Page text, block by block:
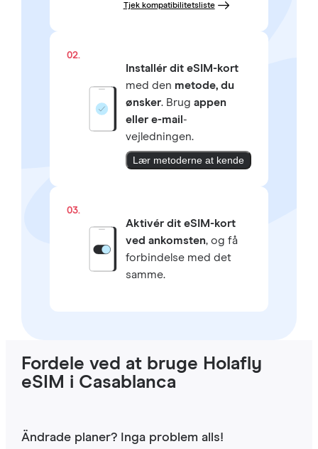
Tjek kompatibilitetsliste
02.
Installér dit eSIM-kort
med den metode, du
ønsker. Brug appen
eller e-mail -
vejledningen.
Lær metoderne at kende
03.
Aktivér dit eSIM-kort
ved ankomsten, og få
forbindelse med det
samme.
Fordele ved at bruge Holafly
eSIM i Casablanca
Ändrade planer? Inga problem alls!